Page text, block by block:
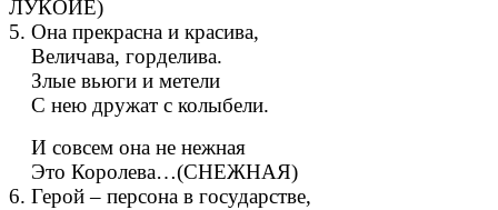
ЛУКОЙЕ)
5. Она прекрасна и красива,
Величава, горделива.
Злые вьюги и метели
С нею дружат с колыбели.
И совсем она не нежная
Это Королева…(СНЕЖНАЯ)
6. Герой – персона в государстве,